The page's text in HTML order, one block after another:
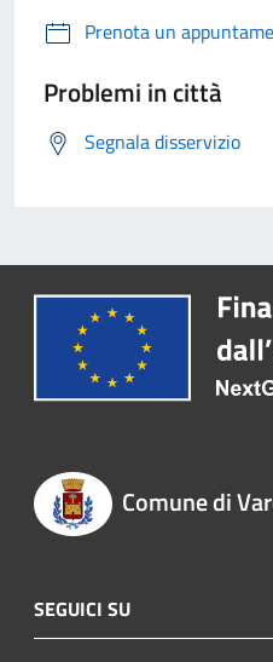
Prenota un
Problemi in città
Segnala disservizio
Comune di
SEGUICI SU